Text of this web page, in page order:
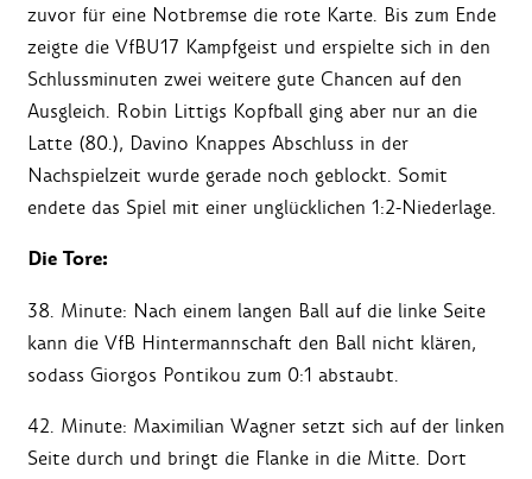
zuvor für eine Notbremse die rote Karte. Bis zum Ende
zeigte die VfBU17 Kampfgeist und erspielte sich in den
Schlussminuten zwei weitere gute Chancen auf den
Ausgleich. Robin Littigs Kopfball ging aber nur an die
Latte (80.), Davino Knappes Abschluss in der
Nachspielzeit wurde gerade noch geblockt. Somit
endete das Spiel mit einer unglücklichen 1:2-Niederlage.
Die Tore:
38. Minute: Nach einem langen Ball auf die linke Seite
kann die VfB Hintermannschaft den Ball nicht klären,
sodass Giorgos Pontikou zum 0:1 abstaubt.
42. Minute: Maximilian Wagner setzt sich auf der linken
Seite durch und bringt die Flanke in die Mitte. Dort